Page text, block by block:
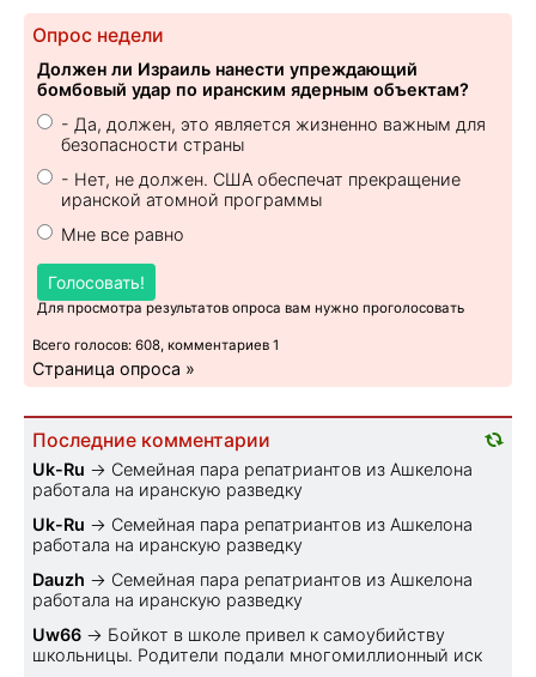
Опрос недели
Должен ли Израиль нанести упреждающий
бомбовый удар по иранским ядерным объектам?
- Да, должен, это является жизненно важным для
безопасности страны
- Нет, не должен. США обеспечат прекращение
иранской атомной программы
Мне все равно
Голосовать!
Для просмотра результатов опроса вам нужно проголосовать
Всего голосов: 608, комментариев 1
Страница опроса »
Последние комментарии
Uk-Ru → Семейная пара репатриантов из Ашкелона
работала на иранскую разведку
Uk-Ru → Семейная пара репатриантов из Ашкелона
работала на иранскую разведку
Dauzh → Семейная пара репатриантов из Ашкелона
работала на иранскую разведку
Uw66 → Бойкот в школе привел к самоубийству
школьницы. Родители подали многомиллионный иск